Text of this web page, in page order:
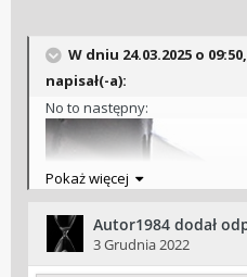
W dniu 24.03.2025 o 09:50,
napisał(-a):
No to następny:
Pokaż więcej